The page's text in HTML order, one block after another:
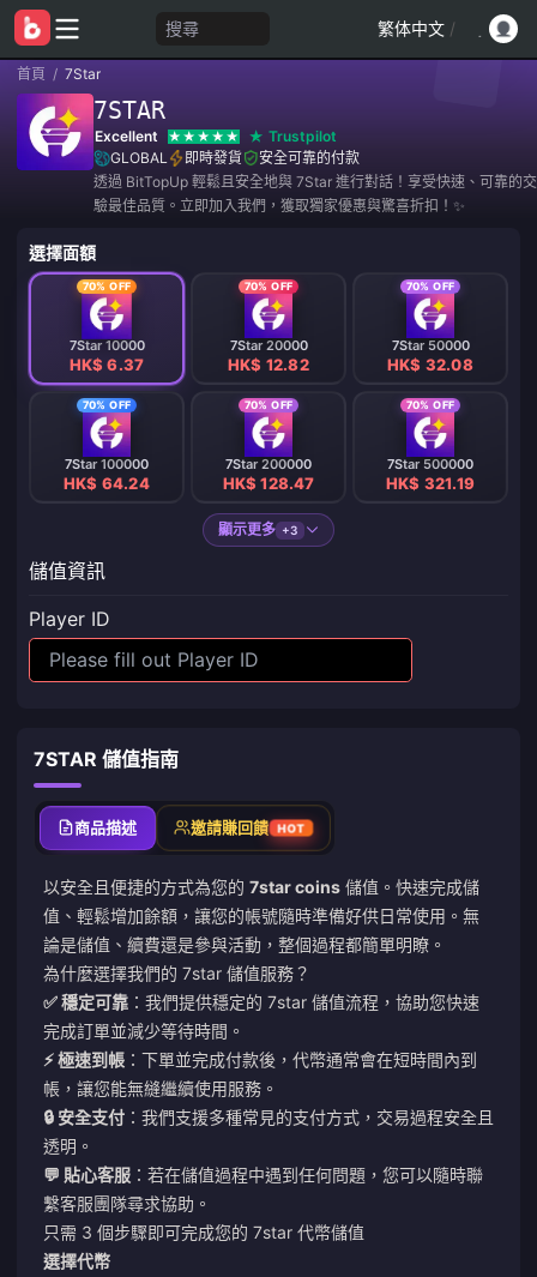
搜尋 繁体中文 /
首頁 / 7Star
7STAR
Excellent
Trustpilot
GLOBAL
即時發貨
安全可靠的付款
透過 BitTopUp 輕鬆且安全地與 7Star 進行對話！享受快速、可靠的
驗最佳品質。立即加入我們，獲取獨家優惠與驚喜折扣！✨
選擇面額
70% OFF
7Star 10000
HK$ 6.37
70% OFF
7Star 20000
HK$ 12.82
70% OFF
7Star 50000
HK$ 32.08
70% OFF
7Star 100000
HK$ 64.24
70% OFF
7Star 200000
HK$ 128.47
70% OFF
7Star 500000
HK$ 321.19
顯示更多 +3
儲值資訊
Player ID
7STAR 儲值指南
商品描述 邀請賺回饋 HOT
以安全且便捷的方式為您的 7star coins 儲值。快速完成儲
值、輕鬆增加餘額，讓您的帳號隨時準備好供日常使用。無
論是儲值、續費還是參與活動，整個過程都簡單明瞭。
為什麼選擇我們的 7star 儲值服務？
✅ 穩定可靠 ：我們提供穩定的 7star 儲值流程，協助您快速
完成訂單並減少等待時間。
⚡ 極速到帳 ：下單並完成付款後，代幣通常會在短時間內到
帳，讓您能無縫繼續使用服務。
🔒 安全支付 ：我們支援多種常見的支付方式，交易過程安全且
透明。
💬 貼心客服 ：若在儲值過程中遇到任何問題，您可以隨時聯
繫客服團隊尋求協助。
只需 3 個步驟即可完成您的 7star 代幣儲值
選擇代幣